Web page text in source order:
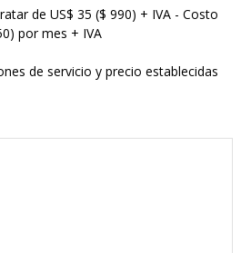
de US$ 35 ($ 990) + IVA - Costo
por mes + IVA
de servicio y precio establecidas